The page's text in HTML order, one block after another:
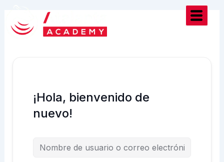
contenido
¡Hola, bienvenido de
nuevo!